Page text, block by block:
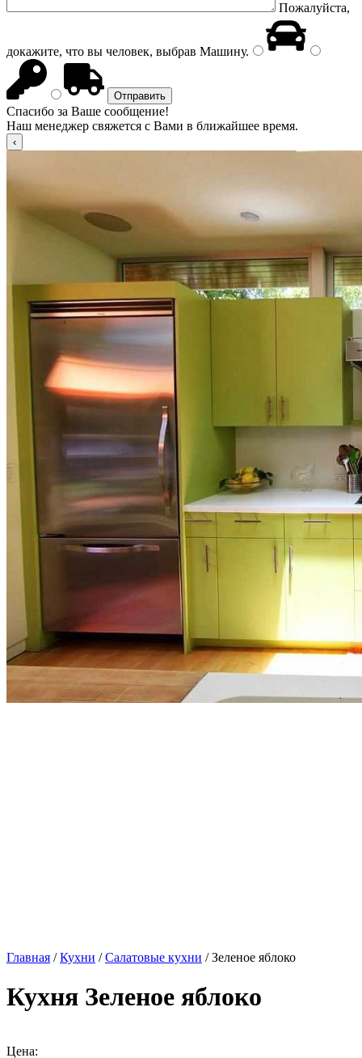
Пожалуйста,
докажите, что вы человек, выбрав Машину.
Спасибо за Ваше сообщение!
Наш менеджер свяжется с Вами в ближайшее время.
Главная /Кухни /Салатовые кухни / Зеленое яблоко
Кухня Зеленое яблоко
Цена: